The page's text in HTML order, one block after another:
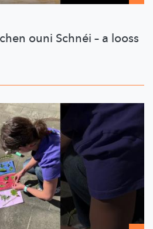
ouni Schnéi – a looss